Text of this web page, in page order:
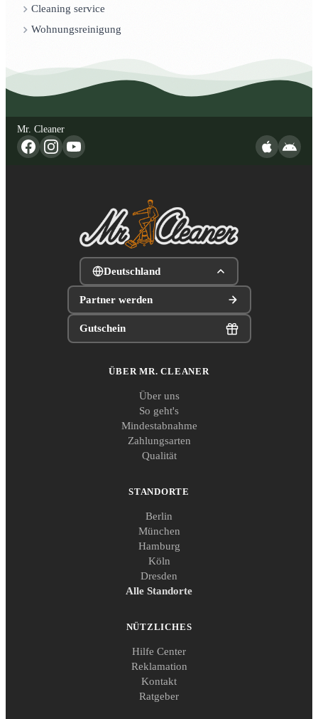
Cleaning service
Wohnungsreinigung
Mr. Cleaner
Deutschland
Partner werden
Gutschein
ÜBER MR. CLEANER
Über uns
So geht's
Mindestabnahme
Zahlungsarten
Qualität
STANDORTE
Berlin
München
Hamburg
Köln
Dresden
Alle Standorte
NÜTZLICHES
Hilfe Center
Reklamation
Kontakt
Ratgeber